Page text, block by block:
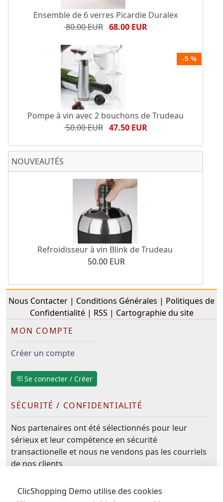
Ensemble de 6 verres Picardie Duralex
80.00 EUR 68.00 EUR
-5 %
Pompe à vin avec 2 bouchons de Trudeau
50.00 EUR 47.50 EUR
NOUVEAUTÉS
Refroidisseur à vin Blink de Trudeau
50.00 EUR
Nous Contacter | Conditions Générales | Politiques de
Confidentialité| RSS | Cartographie du site
MON COMPTE
Créer un compte
Se connecter / Créer
SÉCURITÉ / CONFIDENTIALITÉ
Nos partenaires ont été sélectionnés pour leur
sérieux et leur compétence en sécurité
transactionelle et nous ne vendons pas les courriels
de nos clients
ClicShopping Demo utilise des cookies